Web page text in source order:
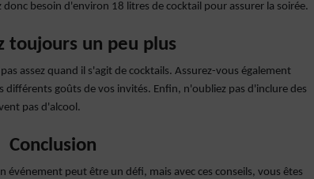
besoin d'environ 18 litres de cocktail pour assurer la soirée.
toujours un peu plus
assez quand il s'agit de cocktails. Assurez-vous également
goûts de vos invités. Enfin, n'oubliez pas d'inclure des
pas d'alcool.
Conclusion
peut être un défi, mais avec ces conseils, vous êtes